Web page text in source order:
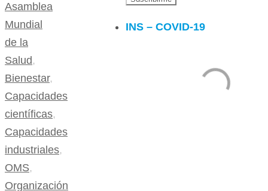
Asamblea
Mundial
de la
Salud ,
Bienestar,
Capacidades
científicas,
Capacidades
industriales,
OMS,
Organización
INS – COVID-19